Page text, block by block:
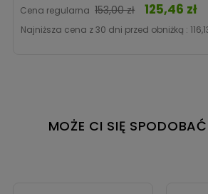
Cena regularna 153,00 zł Cena
125,46 zł
Najniższa cena z 30 dni przed obniżką :
MOŻE CI SIĘ